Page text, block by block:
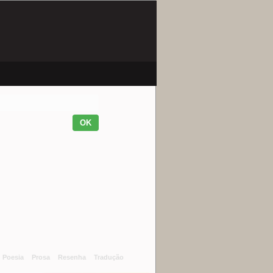
Poesia Prosa Resenha Tradução